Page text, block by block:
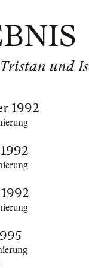
und
1992